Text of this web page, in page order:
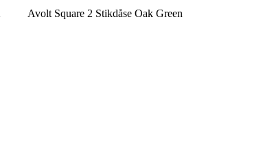
Avolt Square 2 Stikdåse Oak Green